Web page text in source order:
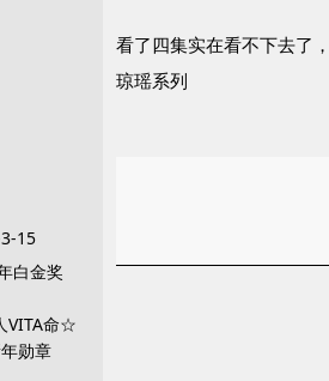
15
看了四集实在看不下去了
琼瑶系列